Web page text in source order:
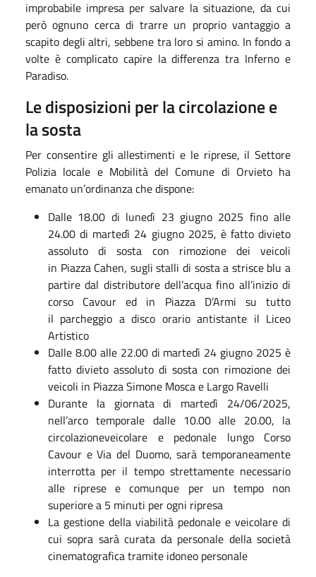
improbabile impresa per salvare la situazione, da cui
però ognuno cerca di trarre un proprio vantaggio a
scapito degli altri, sebbene tra loro si amino. In fondo a
volte è complicato capire la differenza tra Inferno e
Paradiso.
Le disposizioni per la circolazione e
la sosta
Per consentire gli allestimenti e le riprese, il Settore
Polizia locale e Mobilità del Comune di Orvieto ha
emanato un’ordinanza che dispone:
Dalle 18.00 di lunedì 23 giugno 2025 fino alle
24.00 di martedì 24 giugno 2025, è fatto divieto
assoluto di sosta con rimozione dei veicoli
in Piazza Cahen, sugli stalli di sosta a strisce blu a
partire dal distributore dell’acqua fino all’inizio di
corso Cavour ed in Piazza D’Armi su tutto
il parcheggio a disco orario antistante il Liceo
Artistico
Dalle 8.00 alle 22.00 di martedì 24 giugno 2025 è
fatto divieto assoluto di sosta con rimozione dei
veicoli in Piazza Simone Mosca e Largo Ravelli
Durante la giornata di martedì 24/06/2025,
nell’arco temporale dalle 10.00 alle 20.00, la
circolazioneveicolare e pedonale lungo Corso
Cavour e Via del Duomo, sarà temporaneamente
interrotta per il tempo strettamente necessario
alle riprese e comunque per un tempo non
superiore a 5 minuti per ogni ripresa
La gestione della viabilità pedonale e veicolare di
cui sopra sarà curata da personale della società
cinematografica tramite idoneo personale